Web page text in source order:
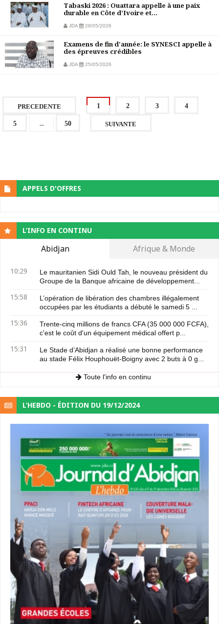
Tabaski 2026 : Ouattara appelle à une paix
durable en Côte d’Ivoire et...
JDA 28/05/2026
Examens de fin d'année: le SYNESCI appelle à
des épreuves crédibles
JDA 25/05/2026
PRECEDENTE 1 2 3 4
5 ... 50 SUIVANTE
APPELS D'OFFRES
L’INFO EN CONTINU
Abidjan Afrique & Monde
10:29
Le mauritanien Sidi Ould Tah, le nouveau président du
Groupe de la Banque africaine de développement...
15:58
L’opération de libération des chambres illégalement
occupées par les étudiants a débuté le samedi 5 ...
15:36
Trente-cinq millions de francs CFA (35 000 000 FCFA),
c'est le coût d'un équipement médical offert p...
15:31
Le Stade d’Abidjan a réalisé une bonne performance
au stade Félix Houphouët-Boigny avec 2 buts à 0 g...
Toute l'info en continu
L’HEBDO - ÉDITION DU 19/12/2024